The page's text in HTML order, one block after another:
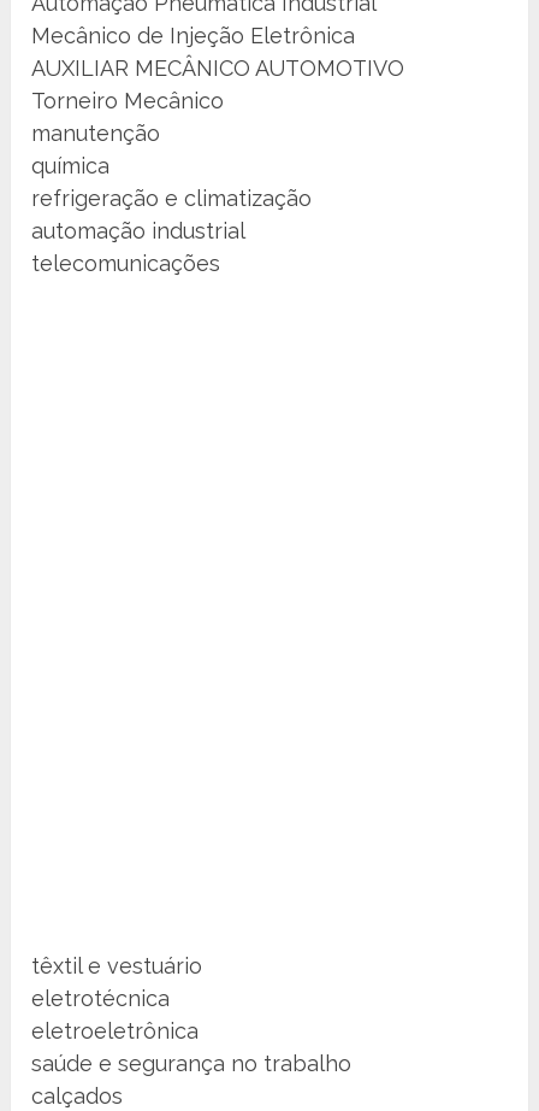
Mecânico de Injeção Eletrônica
AUXILIAR MECÂNICO AUTOMOTIVO
Torneiro Mecânico
manutenção
química
refrigeração e climatização
automação industrial
telecomunicações
têxtil e vestuário
eletrotécnica
eletroeletrônica
saúde e segurança no trabalho
calçados